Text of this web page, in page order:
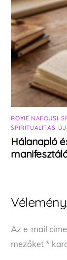
ROXIE NAFOUSI ,
SPIRITUALITÁS
Hálanapló
Az e-mail
mezőket*